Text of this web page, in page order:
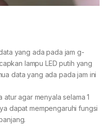
yang ada pada jam g-
lampu LED putih yang
data yang ada pada jam ini
agar menyala selama 1
dapat mempengaruhi fungsi